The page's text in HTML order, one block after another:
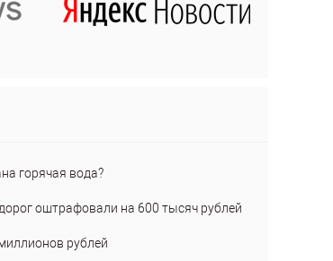
горячая вода?
оштрафовали на 600 тысяч рублей
рублей